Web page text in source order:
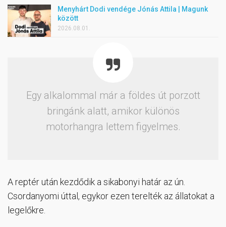
Menyhárt Dodi vendége Jónás Attila | Magunk
között
2026.08.01.
Egy alkalommal már a földes út porzott
bringánk alatt, amikor különös
motorhangra lettem figyelmes.
A reptér után kezdődik a sikabonyi határ az ún.
Csordanyomi úttal, egykor ezen terelték az állatokat a
legelőkre.